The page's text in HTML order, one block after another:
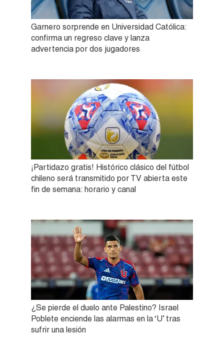
Garnero sorprende en Universidad Católica:
confirma un regreso clave y lanza
advertencia por dos jugadores
¡Partidazo gratis! Histórico clásico del fútbol
chileno será transmitido por TV abierta este
fin de semana: horario y canal
¿Se pierde el duelo ante Palestino? Israel
Poblete enciende las alarmas en la ‘U’ tras
sufrir una lesión